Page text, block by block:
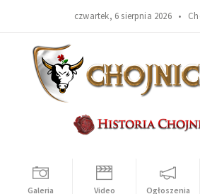
czwartek, 6 sierpnia 2026 •
Galeria Video Ogłoszenia